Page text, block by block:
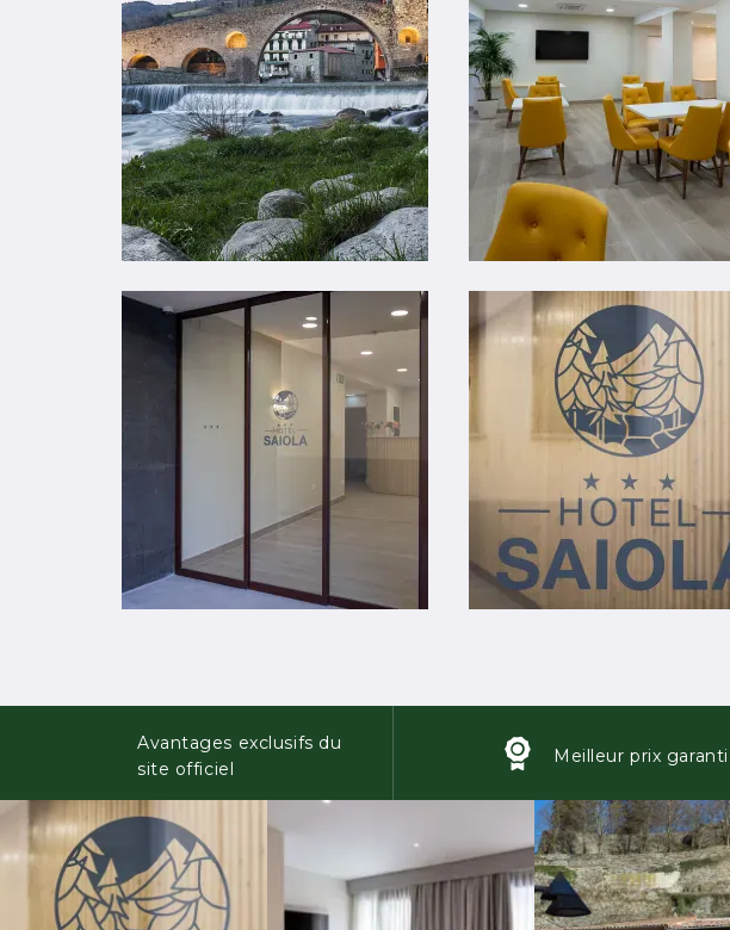
Avantages exclusifs du
site officiel
Meilleur prix garanti